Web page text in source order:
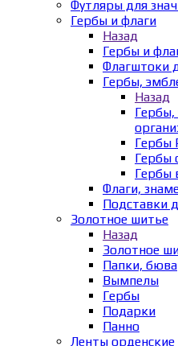
Футляры для
Гербы и флаги
Назад
Гербы и
Флагштоки
Гербы,
Назад
Гербы
Гербы
Гербы
Флаги,
Подставки
Золотное шитье
Назад
Золотное
Папки,
Вымпелы
Гербы
Подарки
Панно
Ленты орденские